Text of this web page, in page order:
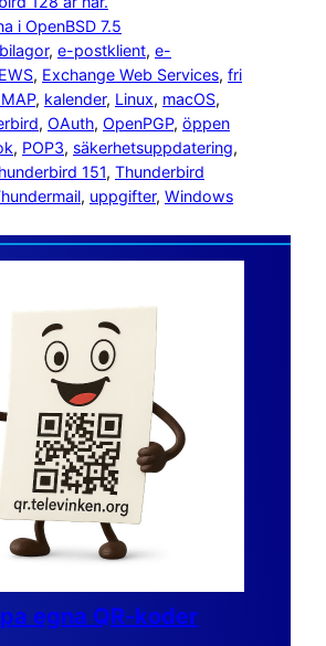
i OpenBSD 7.5
bilagor, e-postklient, e-
EWS, Exchange Web Services, fri
, kalender, Linux, macOS
, OAuth, OpenPGP, öppen
, POP3, säkerhetsuppdatering
151, Thunderbird
, uppgifter, Windows
egna QR-koder